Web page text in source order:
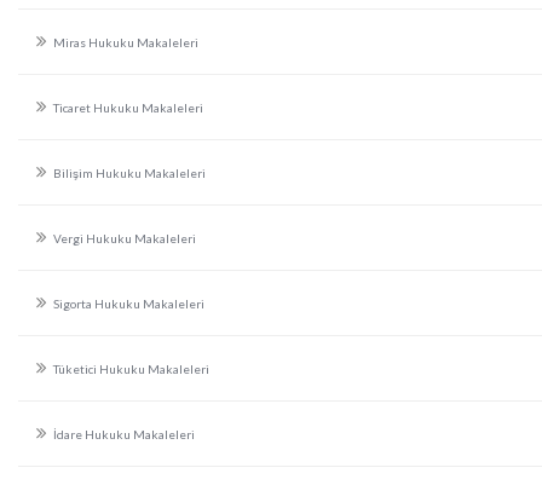
Miras Hukuku Makaleleri
Ticaret Hukuku Makaleleri
Bilişim Hukuku Makaleleri
Vergi Hukuku Makaleleri
Sigorta Hukuku Makaleleri
Tüketici Hukuku Makaleleri
İdare Hukuku Makaleleri